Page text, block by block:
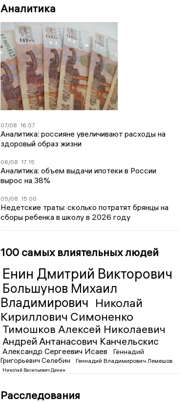
Аналитика
07/08 16:07
Аналитика: россияне увеличивают расходы на
здоровый образ жизни
06/08 17:15
Аналитика: объем выдачи ипотеки в России
вырос на 38%
05/08 15:00
Недетские траты: сколько потратят брянцы на
сборы ребенка в школу в 2026 году
100 самых влиятельных людей
Енин Дмитрий Викторович
Большунов Михаил
Владимирович Николай
Кириллович Симоненко
Тимошков Алексей Николаевич
Андрей Антанасович Канчельскис
Александр Сергеевич Исаев
Геннадий
Григорьевич Селебин
Геннадий Владимирович Лемешов
Николай Васильевич Денин
Расследования